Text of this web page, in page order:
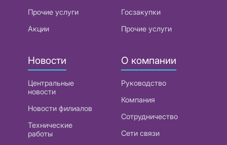
Прочие услуги
Акции
Госзакупки
Прочие услуги
Новости
Центральные
новости
Новости филиалов
Технические
работы
О компании
Руководство
Компания
Сотрудничество
Сети связи